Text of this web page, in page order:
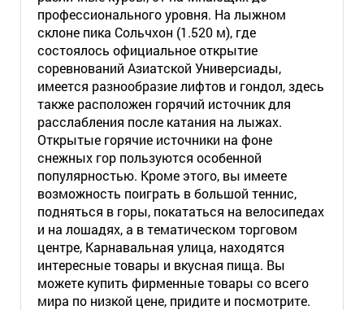
профессионального уровня. На лыжном
склоне пика Сольчхон (1.520 м), где
состоялось официальное открытие
соревнований Азиатской Универсиады,
имеется разнообразие лифтов и гондол, здесь
также расположен горячий источник для
расслабления после катания на лыжах.
Открытые горячие источники на фоне
снежных гор пользуются особенной
популярностью. Кроме этого, вы имеете
возможность поиграть в большой теннис,
подняться в горы, покататься на велосипедах
и на лошадях, а в тематическом торговом
центре, Карнавальная улица, находятся
интересные товары и вкусная пища. Вы
можете купить фирменные товары со всего
мира по низкой цене, придите и посмотрите.